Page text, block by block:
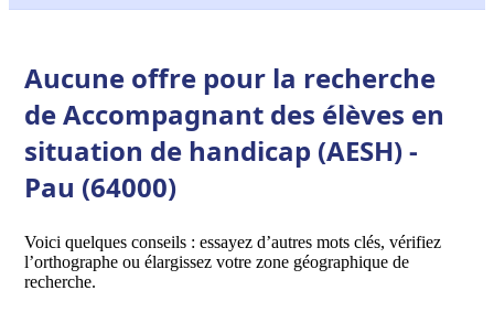
Aucune offre pour la recherche
de Accompagnant des élèves en
situation de handicap (AESH) -
Pau (64000)
Voici quelques conseils : essayez d’autres mots clés, vérifiez
l’orthographe ou élargissez votre zone géographique de
recherche.